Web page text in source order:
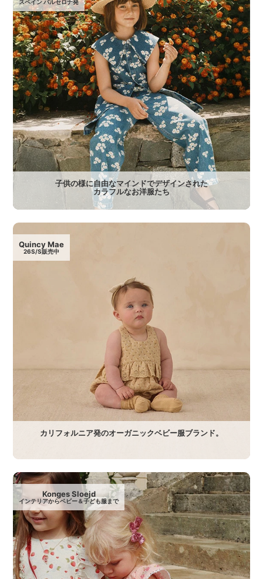
スペイン バルセロナ発
子供の様に自由なマインドでデザインされた
カラフルなお洋服たち
Quincy Mae
26S/S販売中
カリフォルニア発のオーガニックベビー服ブランド。
Konges Sloejd
インテリアからベビー＆子ども服まで